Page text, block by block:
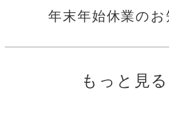
年末年始休業のお
お
もっと見る